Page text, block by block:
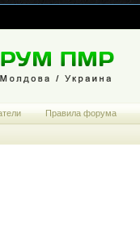
Правила форума